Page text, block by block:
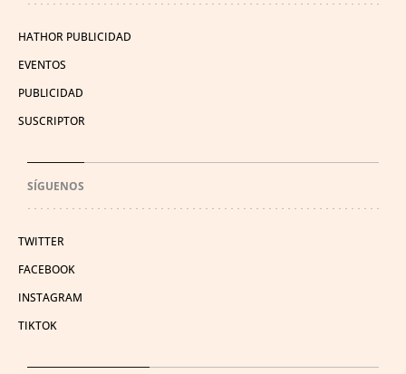
HATHOR PUBLICIDAD
EVENTOS
PUBLICIDAD
SUSCRIPTOR
SÍGUENOS
TWITTER
FACEBOOK
INSTAGRAM
TIKTOK